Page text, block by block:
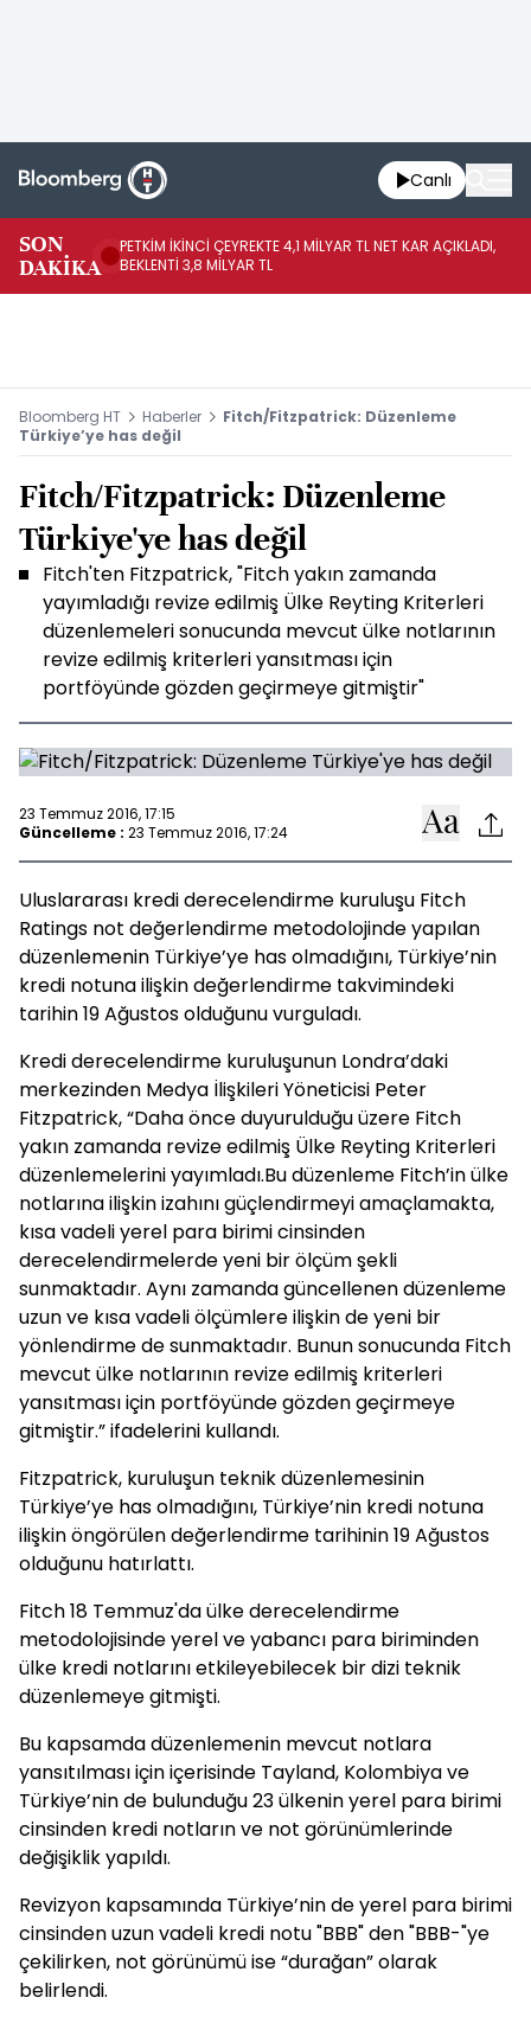
Canlı
SON
DAKİKA
PETKİM İKİNCİ ÇEYREKTE 4,1 MİLYAR TL NET KAR AÇIKLADI,
BEKLENTİ 3,8 MİLYAR TL
Bloomberg HT Haberler
Fitch/Fitzpatrick: Düzenleme
Türkiye’ye has değil
Fitch/Fitzpatrick: Düzenleme
Türkiye'ye has değil
Fitch'ten Fitzpatrick, "Fitch yakın zamanda
yayımladığı revize edilmiş Ülke Reyting Kriterleri
düzenlemeleri sonucunda mevcut ülke notlarının
revize edilmiş kriterleri yansıtması için
portföyünde gözden geçirmeye gitmiştir"
23 Temmuz 2016, 17:15
Güncelleme : 23 Temmuz 2016, 17:24
Uluslararası kredi derecelendirme kuruluşu Fitch
Ratings not değerlendirme metodolojinde yapılan
düzenlemenin Türkiye’ye has olmadığını, Türkiye’nin
kredi notuna ilişkin değerlendirme takvimindeki
tarihin 19 Ağustos olduğunu vurguladı.
Kredi derecelendirme kuruluşunun Londra’daki
merkezinden Medya İlişkileri Yöneticisi Peter
Fitzpatrick, “Daha önce duyurulduğu üzere Fitch
yakın zamanda revize edilmiş Ülke Reyting Kriterleri
düzenlemelerini yayımladı.Bu düzenleme Fitch’in ülke
notlarına ilişkin izahını güçlendirmeyi amaçlamakta,
kısa vadeli yerel para birimi cinsinden
derecelendirmelerde yeni bir ölçüm şekli
sunmaktadır. Aynı zamanda güncellenen düzenleme
uzun ve kısa vadeli ölçümlere ilişkin de yeni bir
yönlendirme de sunmaktadır. Bunun sonucunda Fitch
mevcut ülke notlarının revize edilmiş kriterleri
yansıtması için portföyünde gözden geçirmeye
gitmiştir.” ifadelerini kullandı.
Fitzpatrick, kuruluşun teknik düzenlemesinin
Türkiye’ye has olmadığını, Türkiye’nin kredi notuna
ilişkin öngörülen değerlendirme tarihinin 19 Ağustos
olduğunu hatırlattı.
Fitch 18 Temmuz'da ülke derecelendirme
metodolojisinde yerel ve yabancı para biriminden
ülke kredi notlarını etkileyebilecek bir dizi teknik
düzenlemeye gitmişti.
Bu kapsamda düzenlemenin mevcut notlara
yansıtılması için içerisinde Tayland, Kolombiya ve
Türkiye’nin de bulunduğu 23 ülkenin yerel para birimi
cinsinden kredi notların ve not görünümlerinde
değişiklik yapıldı.
Revizyon kapsamında Türkiye’nin de yerel para birimi
cinsinden uzun vadeli kredi notu "BBB" den "BBB-"ye
çekilirken, not görünümü ise “durağan” olarak
belirlendi.